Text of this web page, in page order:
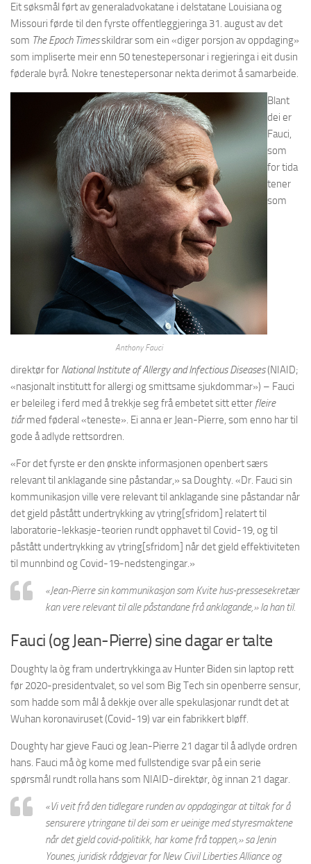
Eit søksmål ført av generaladvokatane i delstatane Louisiana og
Missouri førde til den fyrste offentleggjeringa 31. august av det
som The Epoch Timesskildrar som ein «diger porsjon av oppdaging»
som impliserte meir enn 50 tenestepersonar i regjeringa i eit dusin
føderale byrå. Nokre tenestepersonar nekta derimot å samarbeide.
Anthony Fauci
Blant
dei er
Fauci,
som
for tida
tener
som
direktør for National Institute of Allergy and Infectious Diseases(NIAID;
«nasjonalt institutt for allergi og smittsame sjukdommar») – Fauci
er beleileg i ferd med å trekkje seg frå embetet sitt etter fleire
tiårmed føderal «teneste». Ei anna er Jean-Pierre, som enno har til
gode å adlyde rettsordren.
«For det fyrste er den ønskte informasjonen openbert særs
relevant til anklagande sine påstandar,» sa Doughty. «Dr. Fauci sin
kommunikasjon ville vere relevant til anklagande sine påstandar når
det gjeld påstått undertrykking av ytring[sfridom] relatert til
laboratorie-lekkasje-teorien rundt opphavet til Covid-19, og til
påstått undertrykking av ytring[sfridom] når det gjeld effektiviteten
til munnbind og Covid-19-nedstengingar.»
«Jean-Pierre sin kommunikasjon som Kvite hus-pressesekretær
kan vere relevant til alle påstandane frå anklagande,» la han til.
Fauci (og Jean-Pierre) sine dagar er talte
Doughty la òg fram undertrykkinga av Hunter Biden sin laptop rett
før 2020-presidentvalet, so vel som Big Tech sin openberre sensur,
som hadde som mål å dekkje over alle spekulasjonar rundt det at
Wuhan koronaviruset (Covid-19) var ein fabrikkert bløff.
Doughty har gjeve Fauci og Jean-Pierre 21 dagar til å adlyde ordren
hans. Fauci må òg kome med fullstendige svar på ein serie
spørsmål rundt rolla hans som NIAID-direktør, òg innan 21 dagar.
«Vi veit frå den tidlegare runden av oppdagingar at tiltak for å
sensurere ytringane til dei som er ueinige med styresmaktene
når det gjeld covid-politikk, har kome frå toppen,» sa Jenin
Younes, juridisk rådgjevar for New Civil Liberties Alliance og